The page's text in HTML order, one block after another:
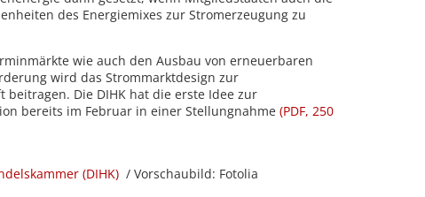
des Energiemixes zur Stromerzeugung zu
wie auch den Ausbau von erneuerbaren
wird das Strommarktdesign zur
beitragen. Die DIHK hat die erste Idee zur
bereits im Februar in einer Stellungnahme (PDF, 250
(DIHK) / Vorschaubild: Fotolia